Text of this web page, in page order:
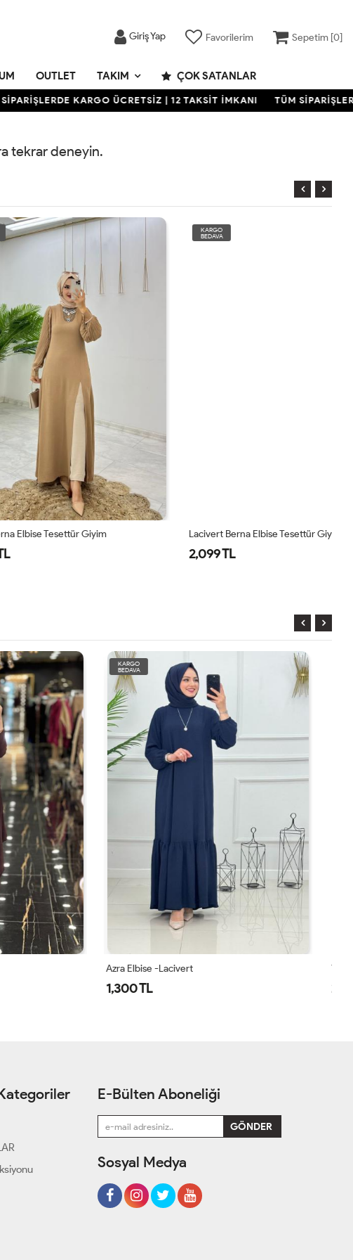
Giriş Yap Favorilerim Sepetim [0]
OUTLET TAKIM ÇOK SATANLAR
KARGO ÜCRETSİZ | 12 TAKSİT İMKANI TÜM
tekrar deneyin.
Giyim Lacivert Berna Elbise Tesettür Giyim
KARGO
BEDAVA
Yaren Tesettür Elbise Lacivert Lacivert
2,199 TL
E-Bülten Aboneliği
Sosyal Medya